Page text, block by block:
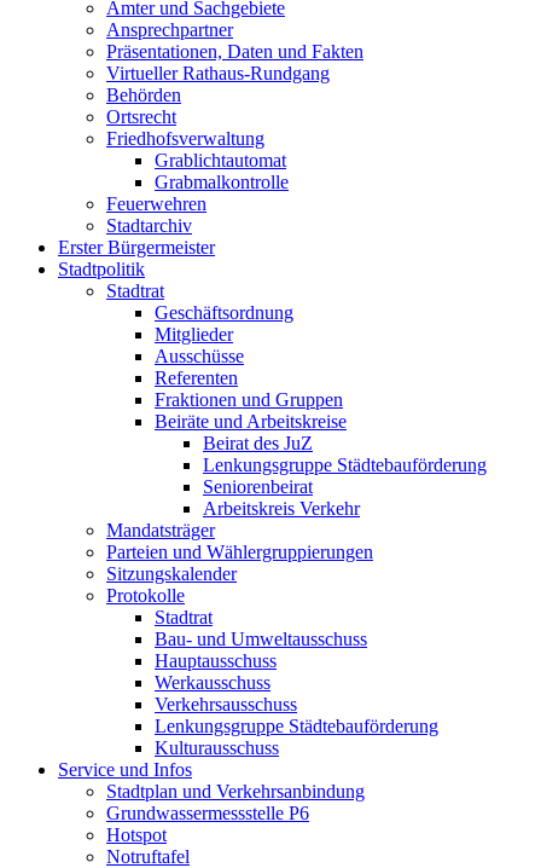
Ämter und Sachgebiete
Ansprechpartner
Präsentationen, Daten und Fakten
Virtueller Rathaus-Rundgang
Behörden
Ortsrecht
Friedhofsverwaltung
Grablichtautomat
Grabmalkontrolle
Feuerwehren
Stadtarchiv
Erster Bürgermeister
Stadtpolitik
Stadtrat
Geschäftsordnung
Mitglieder
Ausschüsse
Referenten
Fraktionen und Gruppen
Beiräte und Arbeitskreise
Beirat des JuZ
Lenkungsgruppe Städtebauförderung
Seniorenbeirat
Arbeitskreis Verkehr
Mandatsträger
Parteien und Wählergruppierungen
Sitzungskalender
Protokolle
Stadtrat
Bau- und Umweltausschuss
Hauptausschuss
Werkausschuss
Verkehrsausschuss
Lenkungsgruppe Städtebauförderung
Kulturausschuss
Service und Infos
Stadtplan und Verkehrsanbindung
Grundwassermessstelle P6
Hotspot
Notruftafel